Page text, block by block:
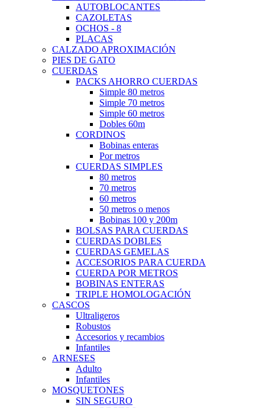
AUTOBLOCANTES
CAZOLETAS
OCHOS - 8
PLACAS
CALZADO APROXIMACIÓN
PIES DE GATO
CUERDAS
PACKS AHORRO CUERDAS
Simple 80 metros
Simple 70 metros
Simple 60 metros
Dobles 60m
CORDINOS
Bobinas enteras
Por metros
CUERDAS SIMPLES
80 metros
70 metros
60 metros
50 metros o menos
Bobinas 100 y 200m
BOLSAS PARA CUERDAS
CUERDAS DOBLES
CUERDAS GEMELAS
ACCESORIOS PARA CUERDA
CUERDA POR METROS
BOBINAS ENTERAS
TRIPLE HOMOLOGACIÓN
CASCOS
Ultraligeros
Robustos
Accesorios y recambios
Infantiles
ARNESES
Adulto
Infantiles
MOSQUETONES
SIN SEGURO